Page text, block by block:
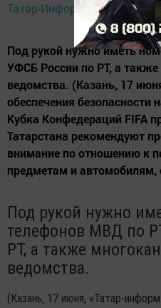
Татар-Информ, 18 июня
Под рукой нужно иметь
УФСБ России по РТ, а
ведомства. (Казань, 17
обеспечения безопасности
Кубка Конфедераций FIFA
Татарстана рекомендуют
внимание по отношению к
предметам и автомобилям,
Под рукой нужно
телефонов МВД по
РТ, а также
ведомства.
(Казань, 17 июня, «Татар-